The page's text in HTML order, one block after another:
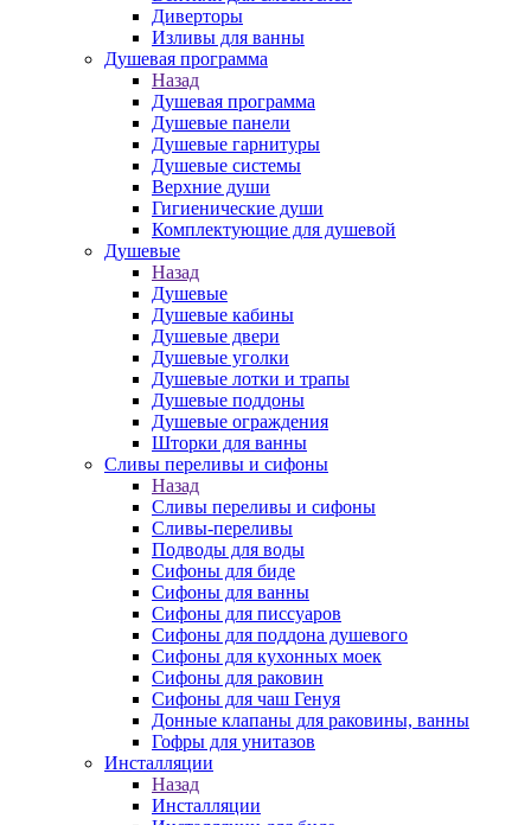
Диверторы
Изливы для ванны
Душевая программа
Назад
Душевая программа
Душевые панели
Душевые гарнитуры
Душевые системы
Верхние души
Гигиенические души
Комплектующие для душевой
Душевые
Назад
Душевые
Душевые кабины
Душевые двери
Душевые уголки
Душевые лотки и трапы
Душевые поддоны
Душевые ограждения
Шторки для ванны
Сливы переливы и сифоны
Назад
Сливы переливы и сифоны
Сливы-переливы
Подводы для воды
Сифоны для биде
Сифоны для ванны
Сифоны для писсуаров
Сифоны для поддона душевого
Сифоны для кухонных моек
Сифоны для раковин
Сифоны для чаш Генуя
Донные клапаны для раковины, ванны
Гофры для унитазов
Инсталляции
Назад
Инсталляции